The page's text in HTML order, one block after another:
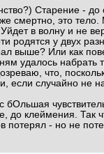
Старение -
смертно, это
в волну и не
родятся у двух
выше? Или как
удалось
что,
случайно не
до клеймения.
- но не